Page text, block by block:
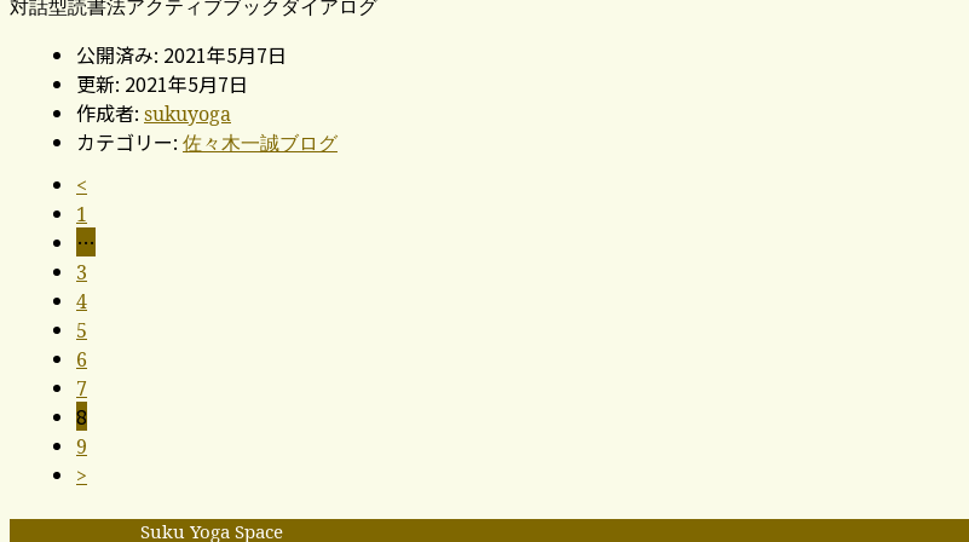
対話型読書法アクティブブックダイアログ
公開済み: 2021年5月7日
更新: 2021年5月7日
作成者: sukuyoga
カテゴリー: 佐々木一誠ブログ
<
1
…
3
4
5
6
7
8
9
>
Suku Yoga Space